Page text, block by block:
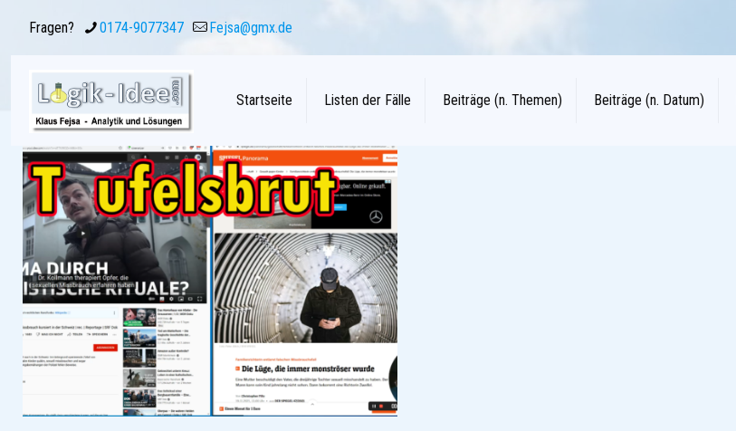
Fragen? 0174-9077347 Fejsa@gmx.de
Startseite Listen der Fälle Beiträge (n. Themen) Beiträge (n. Datum)